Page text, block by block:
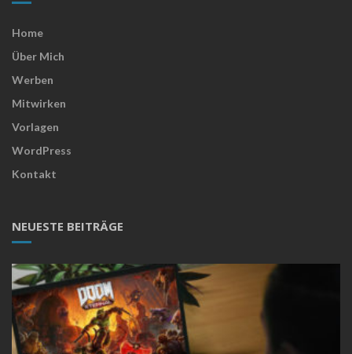
Home
Über Mich
Werben
Mitwirken
Vorlagen
WordPress
Kontakt
NEUESTE BEITRÄGE